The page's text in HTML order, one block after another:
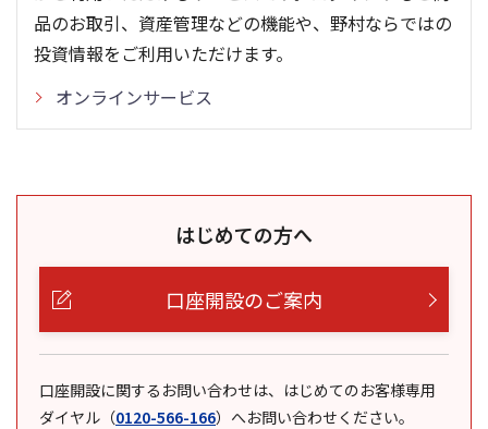
品のお取引、資産管理などの機能や、野村ならではの
投資情報をご利用いただけます。
オンラインサービス
はじめての方へ
口座開設のご案内
口座開設に関するお問い合わせは、はじめてのお客様専用
ダイヤル （0120-566-166） へお問い合わせください。